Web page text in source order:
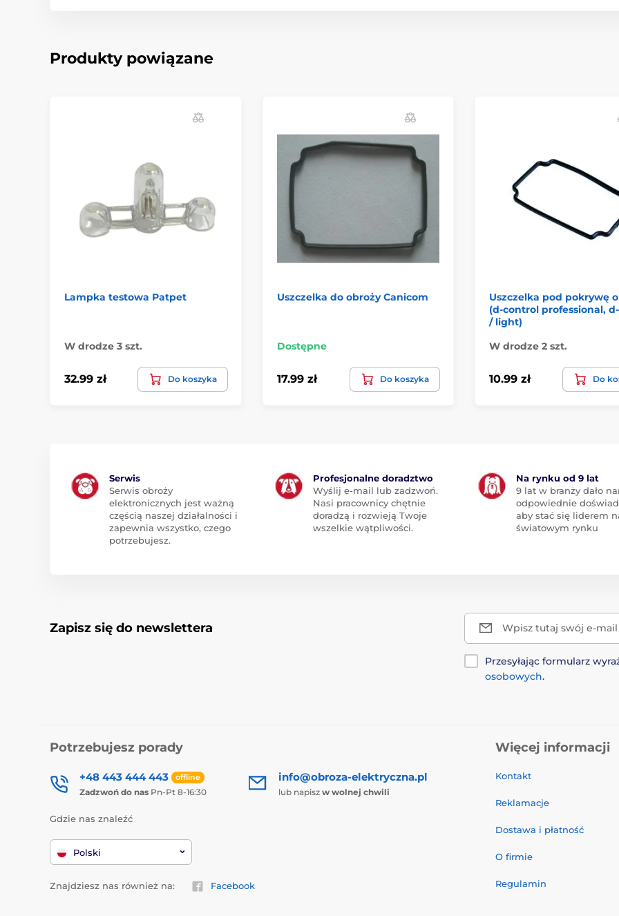
Produkty powiązane
Lampka testowa Patpet
W drodze 3 szt.
32.99 zł Do koszyka
Uszczelka do obroży Canicom
Dostępne
17.99 zł Do koszyka
Uszczelka pod pokrywę
(d-control professional,
/ light)
W drodze 2 szt.
10.99 zł Do
Serwis
Serwis obroży
elektronicznych jest ważną
częścią naszej działalności i
zapewnia wszystko, czego
potrzebujesz.
Profesjonalne doradztwo
Wyślij e-mail lub zadzwoń.
Nasi pracownicy chętnie
doradzą i rozwieją Twoje
wszelkie wątpliwości.
Na rynku od 9 lat
9 lat w branży dało
odpowiednie
aby stać się liderem
światowym rynku
Zapisz się do newslettera Wpisz tutaj swój e-mail
Przesyłając formularz
osobowych.
Potrzebujesz porady
+48 443 444 443 offline
Zadzwoń do nas Pn-Pt 8-16:30
info@obroza-elektryczna.pl
lub napisz w wolnej chwili
Gdzie nas znaleźć
Polski
Znajdziesz nas również na: Facebook
Więcej informacji
Kontakt
Reklamacje
Dostawa i płatność
O firmie
Regulamin